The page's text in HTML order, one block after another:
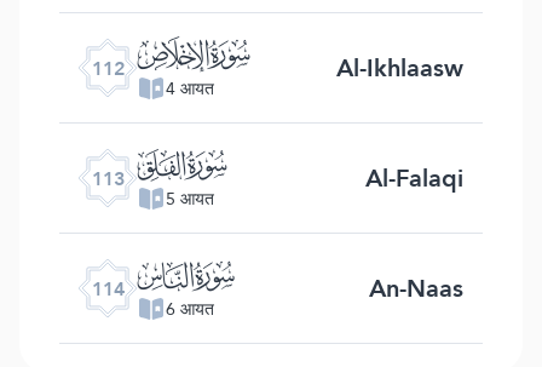
112 ﰝ
4 आयत Al-Ikhlaasw
113 ﰞ
5 आयत Al-Falaqi
114 ﰟ
6 आयत An-Naas